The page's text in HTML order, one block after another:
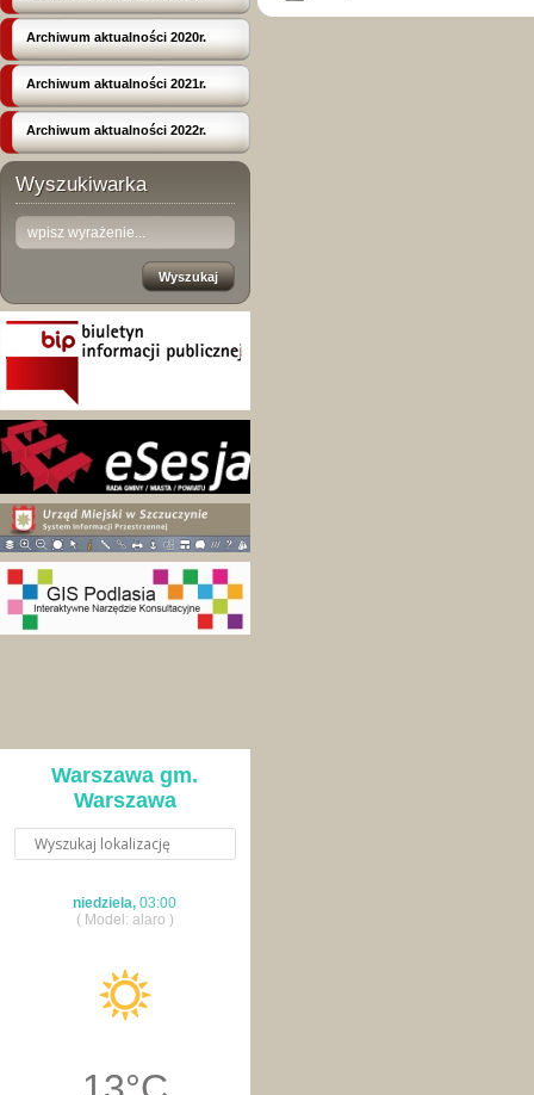
Archiwum aktualności 2020r.
Archiwum aktualności 2021r.
Archiwum aktualności 2022r.
Wyszukiwarka
Warszawa gm.
Warszawa
niedziela,03:00
( Model: alaro )